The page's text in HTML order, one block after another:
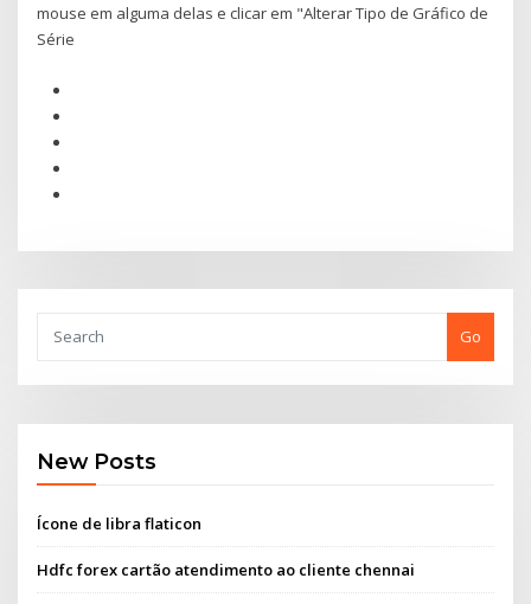
mouse em alguma delas e clicar em "Alterar Tipo de Gráfico de
Série
Go
New Posts
Ícone de libra flaticon
Hdfc forex cartão atendimento ao cliente chennai